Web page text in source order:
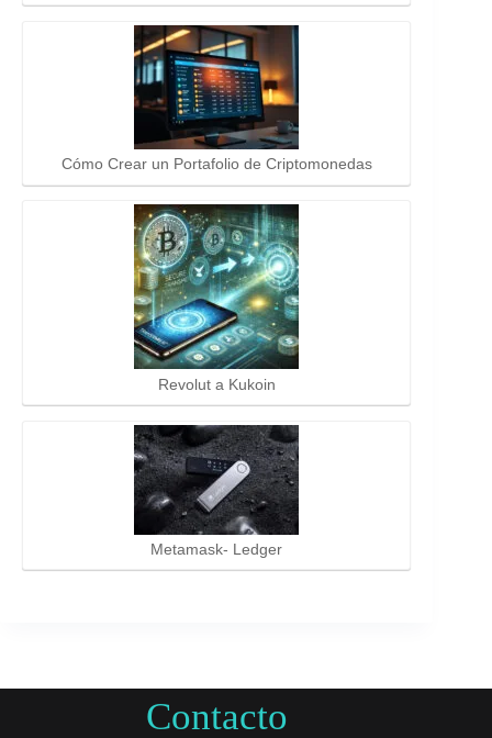
Cómo Crear un Portafolio de Criptomonedas
Revolut a Kukoin
Metamask- Ledger
Contacto